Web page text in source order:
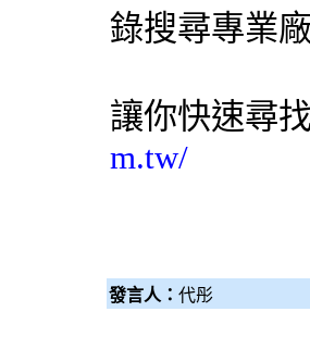
錄搜尋專業
讓你快速尋
m.tw/
發言人： 代彤